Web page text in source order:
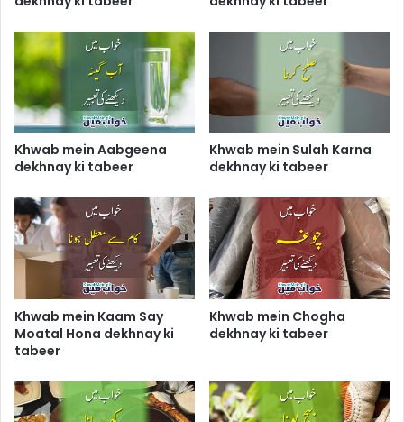
Khwab mein Aabgeena
dekhnay ki tabeer
Khwab mein Sulah Karna
dekhnay ki tabeer
Khwab mein Kaam Say
Moatal Hona dekhnay ki
tabeer
Khwab mein Chogha
dekhnay ki tabeer